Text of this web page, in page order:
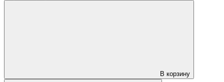
В корзину